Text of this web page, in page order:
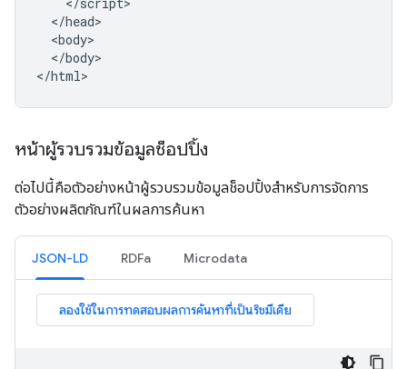
  </head>
  <body>
  </body>
</html>
หน้าผู้รวบรวมข้อมูลช็อปปิ้ง
ต่อไปนี้คือตัวอย่างหน้าผู้รวบรวมข้อมูลช็อปปิ้งสำหรับการจัดการ
ตัวอย่างผลิตภัณฑ์ในผลการค้นหา
JSON-LD RDFa Microdata